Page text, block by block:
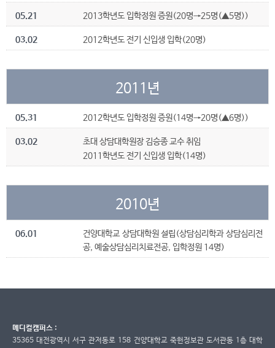
05.21 2013학년도 입학정원 증원(20명→25명(▲5명))
03.02 2012학년도 전기 신입생 입학(20명)
2011년
05.31 2012학년도 입학정원 증원(14명→20명(▲6명))
03.02
초대 상담대학원장 김승종 교수 취임
2011학년도 전기 신입생 입학(14명)
2010년
06.01
건양대학교 상담대학원 설립(상담심리학과 상담심리전
공, 예술상담심리치료전공, 입학정원 14명)
메디컬캠퍼스 :
35365 대전광역시 서구 관저동로 158 건양대학교 죽헌정보관 도서관동 1층 대학